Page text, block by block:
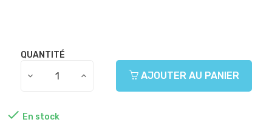
QUANTITÉ
AJOUTER AU PANIER
 En stock